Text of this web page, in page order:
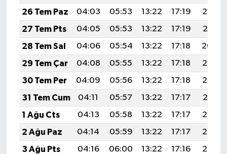
26 Tem Paz
04:03 05:53 13:22 17:19
20:42
27 Tem Pts
04:05 05:53 13:22 17:19
20:41
28 Tem Sal
04:06 05:54 13:22 17:18
20:40
29 Tem Çar
04:08 05:55 13:22 17:18
20:39
30 Tem Per
04:09 05:56 13:22 17:18
20:38
31 Tem Cum
04:11 05:57 13:22 17:17
20:37
1 Ağu Cts
04:13 05:58 13:22 17:17
20:36
2 Ağu Paz
04:14 05:59 13:22 17:17
20:35
3 Ağu Pts
04:16 06:00 13:22 17:16
20:34